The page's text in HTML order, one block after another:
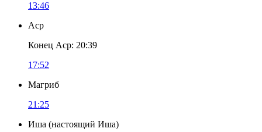
13:46
Аср
Конец Аср: 20:39
17:52
Магриб
21:25
Иша (настоящий Иша)